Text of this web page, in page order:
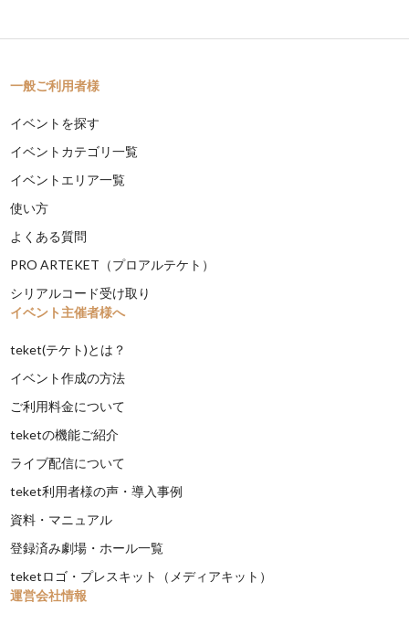
一般ご利用者様
イベントを探す
イベントカテゴリ一覧
イベントエリア一覧
使い方
よくある質問
PRO ARTEKET（プロアルテケト）
シリアルコード受け取り
イベント主催者様へ
teket(テケト)とは？
イベント作成の方法
ご利用料金について
teketの機能ご紹介
ライブ配信について
teket利用者様の声・導入事例
資料・マニュアル
登録済み劇場・ホール一覧
teketロゴ・プレスキット（メディアキット）
運営会社情報